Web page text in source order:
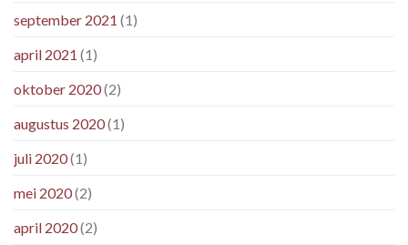
september 2021 (1)
april 2021 (1)
oktober 2020(2)
augustus 2020(1)
juli 2020(1)
mei 2020(2)
april 2020(2)